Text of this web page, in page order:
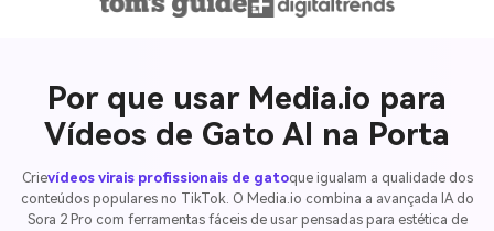
Por que usar Media.io para
Vídeos de Gato AI na Porta
Crievídeos virais profissionais de gatoque igualam a qualidade dos
conteúdos populares no TikTok. O Media.io combina a avançada IA do
Sora 2 Pro com ferramentas fáceis de usar pensadas para estética de